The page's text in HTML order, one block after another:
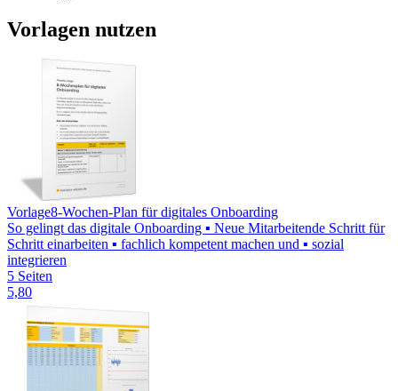
Vorlagen nutzen
Vorlage8-Wochen-Plan für digitales Onboarding
So gelingt das digitale Onboarding ▪ Neue Mitarbeitende Schritt für
Schritt einarbeiten ▪ fachlich kompetent machen und ▪ sozial
integrieren
5 Seiten
5,80